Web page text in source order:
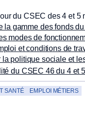
du CSEC des 4 et
la gamme des fonds
modes de
et conditions de
politique sociale et
du CSEC 46 du 4 et
SANTÉ EMPLOI MÉTIERS